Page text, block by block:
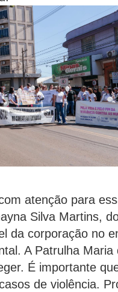
atenção para
Silva Martins,
da corporação no
A Patrulha
É importante
de violência.